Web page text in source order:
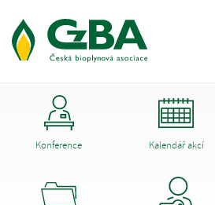
Konference Kalendář akcí